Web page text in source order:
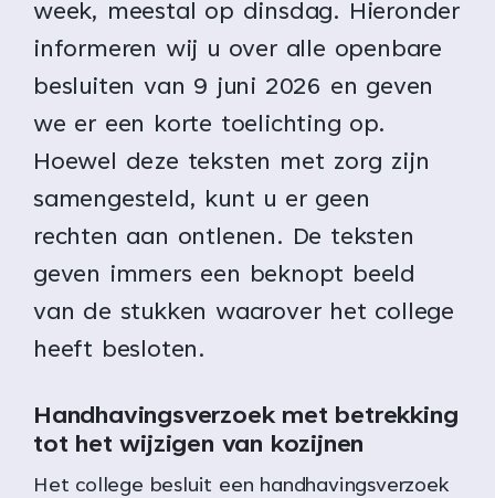
week, meestal op dinsdag. Hieronder
informeren wij u over alle openbare
besluiten van 9 juni 2026 en geven
we er een korte toelichting op.
Hoewel deze teksten met zorg zijn
samengesteld, kunt u er geen
rechten aan ontlenen. De teksten
geven immers een beknopt beeld
van de stukken waarover het college
heeft besloten.
Handhavingsverzoek met betrekking
tot het wijzigen van kozijnen
Het college besluit een handhavingsverzoek